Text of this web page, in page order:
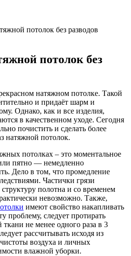
потолок без разводов
потолок без
натяжном потолке. Такой
и придаёт шарм и
Однако, как и все изделия,
в качественном уходе. Сегодня
почистить и сделать более
натяжной потолок.
потолках – это моментальное
пятно — немедленно
Дело в том, что промедление
Частички грязи
полотна и со временем
невозможно. Также,
имеют свойство накапливать
проблему, следует протирать
не менее одного раза в 3
рассчитывать исходя из
воздуха и личных
влажной уборки.